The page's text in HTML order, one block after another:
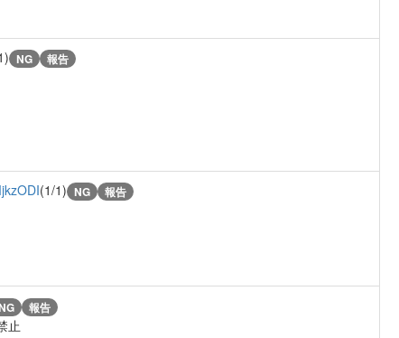
NG 報告
(1/1) NG 報告
報告
止